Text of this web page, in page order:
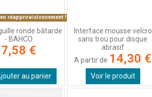
réapprovisionnement !
ronde bâtarde
- BAHCO
7,58 €
au panier
Interface mousse velcro
sans trou pour disque
abrasif
A partir de 14,30 €
Voir le produit